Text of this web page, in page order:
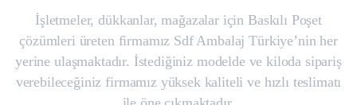
İşletmeler, dükkanlar, mağazalar için Baskılı Poşet
çözümleri üreten firmamız Sdf Ambalaj Türkiye’nin her
yerine ulaşmaktadır. İstediğiniz modelde ve kiloda sipariş
verebileceğiniz firmamız yüksek kaliteli ve hızlı teslimatı